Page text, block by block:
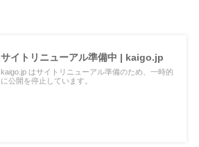
サイトリニューアル準備中 | kaigo.jp
kaigo.jp はサイトリニューアル準備のため、一時的
に公開を停止しています。